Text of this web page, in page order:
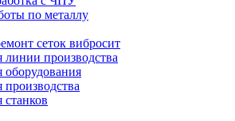
по металлу
сеток вибросит
производства